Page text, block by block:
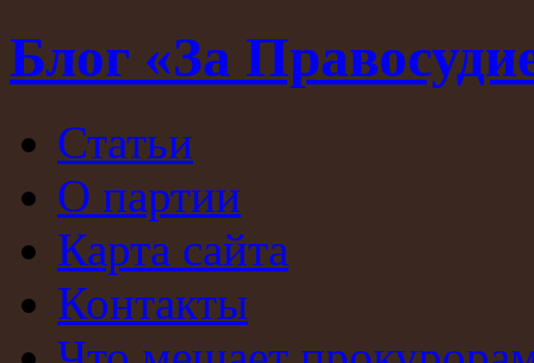
Блог «За
Статьи
О партии
Карта сайта
Контакты